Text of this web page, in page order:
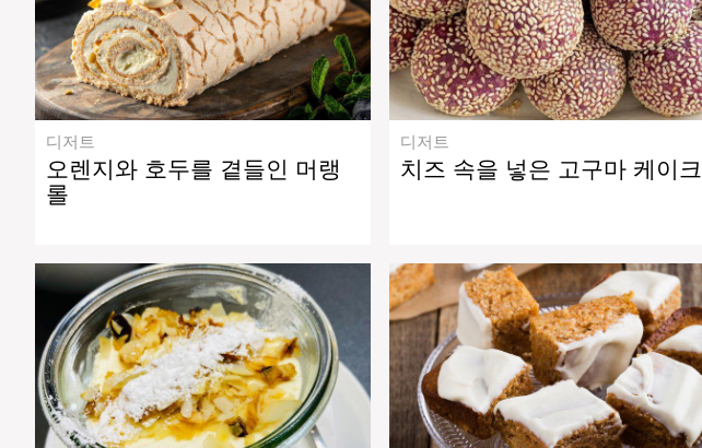
디저트
오렌지와 호두를 곁들인 머랭
롤
디저트
치즈 속을 넣은 고구마 케이크